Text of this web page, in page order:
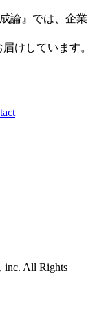
論』では、企業
けしています。
, inc. All Rights